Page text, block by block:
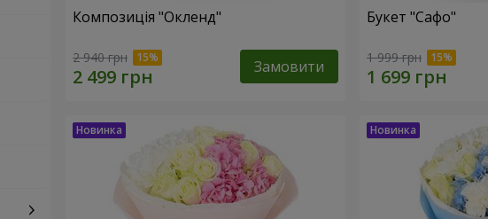
Композиція "Окленд"
2 940 грн Замовити
Букет "Сафо"
1 999 грн